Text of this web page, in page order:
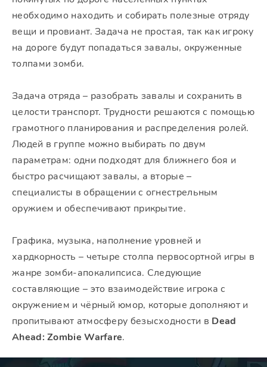
необходимо находить и собирать полезные отряду
вещи и провиант. Задача не простая, так как игроку
на дороге будут попадаться завалы, окруженные
толпами зомби.
Задача отряда – разобрать завалы и сохранить в
целости транспорт. Трудности решаются с помощью
грамотного планирования и распределения ролей.
Людей в группе можно выбирать по двум
параметрам: одни подходят для ближнего боя и
быстро расчищают завалы, а вторые –
специалисты в обращении с огнестрельным
оружием и обеспечивают прикрытие.
Графика, музыка, наполнение уровней и
хардкорность – четыре столпа первосортной игры в
жанре зомби-апокалипсиса. Следующие
составляющие – это взаимодействие игрока с
окружением и чёрный юмор, которые дополняют и
пропитывают атмосферу безысходности в Dead
Ahead: Zombie Warfare.